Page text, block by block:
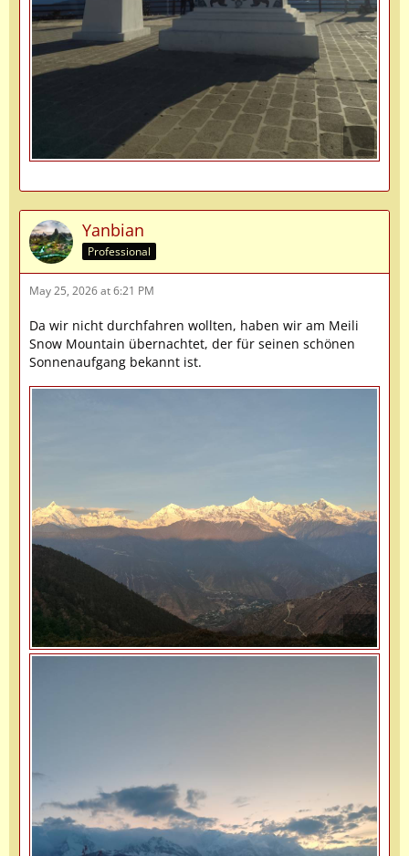
Yanbian
Professional
May 25, 2026 at 6:21 PM
Da wir nicht durchfahren wollten, haben wir am Meili
Snow Mountain übernachtet, der für seinen schönen
Sonnenaufgang bekannt ist.